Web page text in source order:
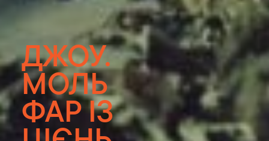
ДЖОУ.
МОЛЬ
ФАР ІЗ